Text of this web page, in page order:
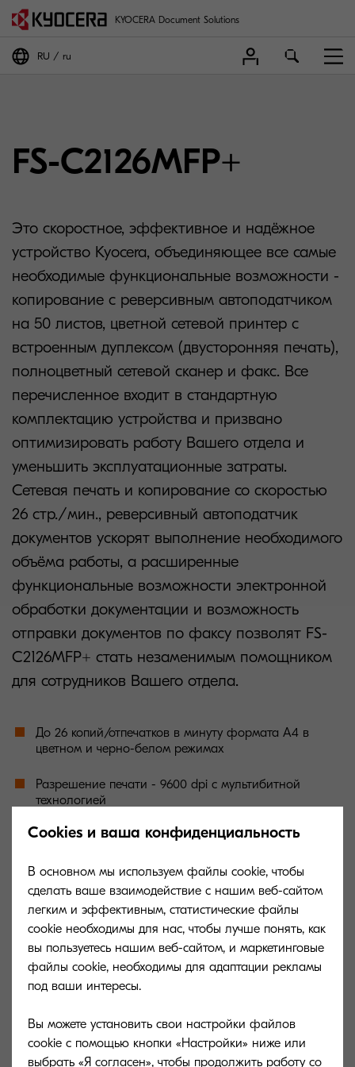
KYOCERA Document Solutions
RU ru
FS-C2126MFP+
Это скоростное, эффективное и надёжное
устройство Kyocera, объединяющее все самые
необходимые функциональные возможности -
копирование с реверсивным автоподатчиком
на 50 листов, цветной сетевой принтер с
встроенным дуплексом (двусторонняя печать),
полноцветный сетевой сканер и факс. Все
перечисленное входит в стандартную
комплектацию устройства и призвано
оптимизировать работу Вашего отдела и
уменьшить эксплуатационные затраты.
Сетевая печать и копирование со скоростью
26 стр./мин., реверсивный автоподатчик
документов ускорят выполнение необходимого
объёма работы, а расширенные
функциональные возможности электронной
обработки документации и возможность
отправки документов по факсу позволят FS-
C2126MFP+ стать незаменимым помощником
для сотрудников Вашего отдела.
До 26 копий/отпечатков в минуту формата А4 в
цветном и черно-белом режимах
Разрешение печати - 9600 dpi с мультибитной
технологией
Время вывода первой копии 10 (12) секунд для
Двусторонняя печать, копирование, сканирование и
отправка факсов в базовой конфигурации
Шифрование SSL, IPsec и функции
конфиденциальной печати
Низкое потребление энергии благодаря белому
Дополнительная поддержка различных систем карт
аутентификации
Cookies и ваша конфиденциальность
В основном мы используем файлы cookie, чтобы
сделать ваше взаимодействие с нашим веб-сайтом
легким и эффективным, статистические файлы
cookie необходимы для нас, чтобы лучше понять, как
вы пользуетесь нашим веб-сайтом, и маркетинговые
файлы cookie, необходимы для адаптации рекламы
под ваши интересы.
Вы можете установить свои настройки файлов
cookie с помощью кнопки «Настройки» ниже или
выбрать «Я согласен», чтобы продолжить работу со